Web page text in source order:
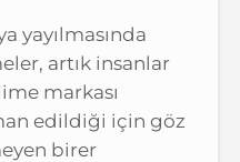
yayılmasında
artık insanlar
markası
edildiği için göz
birer